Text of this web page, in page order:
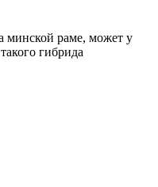
минской раме, может у
гибрида